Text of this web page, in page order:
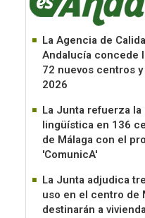
La Agencia de
Andalucía concede
72 nuevos centros
2026
La Junta refuerza
lingüística en 136
de Málaga con el
'ComunicA'
La Junta adjudica
uso en el centro de
destinarán a